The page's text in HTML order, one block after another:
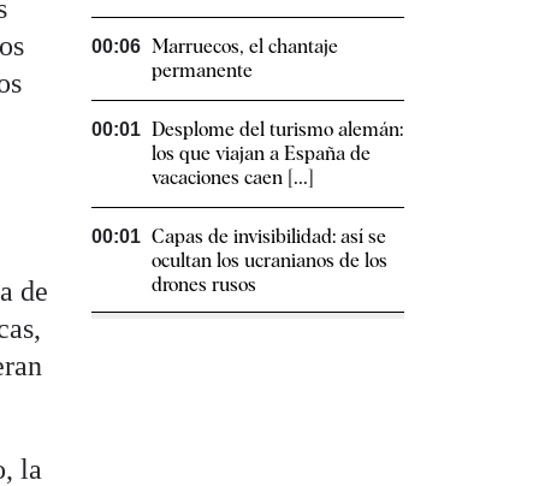
de
la
00:06 Marruecos, el chantaje
permanente
00:01 Desplome del turismo alemán:
los que viajan a España de
vacaciones caen [...]
00:01 Capas de invisibilidad: así se
ocultan los ucranianos de los
drones rusos